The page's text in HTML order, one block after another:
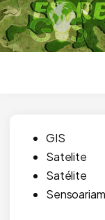
Skip
to
content
Posted
GIS
Satelite
Satélite